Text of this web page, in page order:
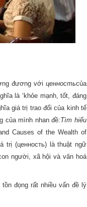
đương với ценностьcủa
là ‘khỏe mạnh, tốt, đáng
giá trị trao đổi của kinh tế
của mình nhan đề:Tìm hiểu
Causes of the Wealth of
trị (ценность) là thuật ngữ
người, xã hội và văn hoá
tồn đọng rất nhiều vấn đề lý